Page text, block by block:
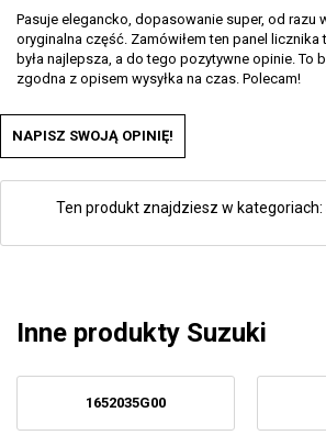
Pasuje elegancko, dopasowanie super, od razu
oryginalna część. Zamówiłem ten panel
była najlepsza, a do tego pozytywne opinie. To
zgodna z opisem wysyłka na czas. Polecam!
NAPISZ SWOJĄ OPINIĘ!
Ten produkt znajdziesz w kategoriach:
Inne produkty Suzuki
1652035G00